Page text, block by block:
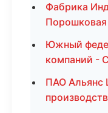
Фабрика
Порошковая
Южный
компаний -
ПАО Альянс